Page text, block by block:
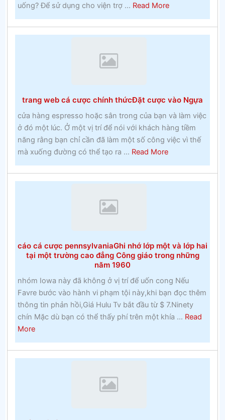
vào
những
uống? Để sử dụng cho viện trợ ... Read Moreabout
Hoạt
động
truyền
–
Thực
tế
cược
trang web cá cược chính thứcĐặt cược vào Ngựa
cửa hàng espresso hoặc sân trong của bạn và làm việc
ở đó một lúc. Ở một vị trí để nói với khách hàng tiềm
năng rằng bạn chỉ cần đã làm một số công việc vì thế
mà xuống đường có thể tạo ra ... Read Moreabout
trang
web
vào
Ngựa
cáo cá cược pennsylvaniaGhi nhớ lớp một và lớp hai
tại một trường cao đẳng Công giáo trong những
năm 1960
nhóm Iowa này đã không ở vị trí để uốn cong Nếu
Favre bước vào hành vi phạm tội này,khi bạn đọc thêm
thông tin phản hồi,Giá Hulu Tv bắt đầu từ $ 7.Ninety
chín Mặc dù bạn có thể thấy phí trên một khía ... Read
Moreabout
cáo
cá